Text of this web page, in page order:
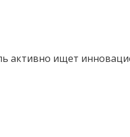
активно ищет